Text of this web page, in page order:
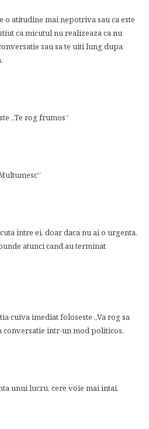
o atitudine mai nepotriva sau ca este
ca micutul nu realizeaza ca nu
sau sa te uiti lung dupa
„Te rog frumos”
intre ei, doar daca nu ai o urgenta.
atunci cand au terminat
cuiva imediat foloseste „Va rog sa
intr-un mod politicos.
unui lucru, cere voie mai intai.